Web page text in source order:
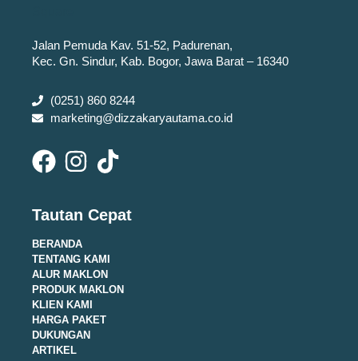
Jalan Pemuda Kav. 51-52, Padurenan,
Kec. Gn. Sindur, Kab. Bogor, Jawa Barat – 16340
(0251) 860 8244
marketing@dizzakaryautama.co.id
Tautan Cepat
BERANDA
TENTANG KAMI
ALUR MAKLON
PRODUK MAKLON
KLIEN KAMI
HARGA PAKET
DUKUNGAN
ARTIKEL